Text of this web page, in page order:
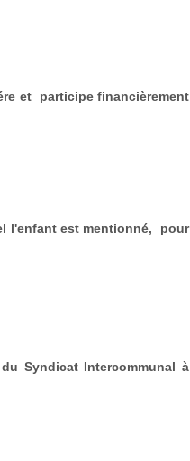
et participe financièrement
l'enfant est mentionné, pour
Syndicat Intercommunal à